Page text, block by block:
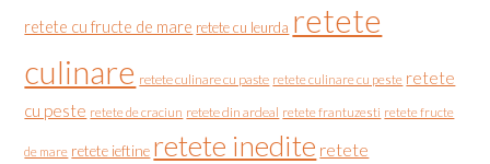
retete cu fructe de mare retete cu leurda retete
culinare retete culinare cu paste retete culinare cu peste retete
cu peste retete de craciun retete din ardeal retete frantuzesti retete fructe
de mare retete ieftine retete inedite retete